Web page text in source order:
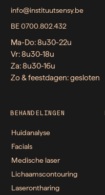
info@instituutsensy.be
BE 0700.802.432
Ma-Do: 8u30-22u
Vr: 8u30-18u
Za: 8u30-16u
Zo & feestdagen: gesloten
BEHANDELINGEN
Huidanalyse
Facials
Medische laser
Lichaamscontouring
Laserontharing